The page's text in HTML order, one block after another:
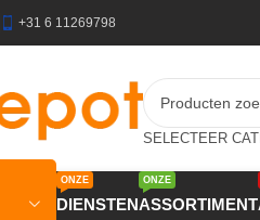
+31 6 11269798
DIENSTEN
ONZE
ASSORTIMENT
ONZE